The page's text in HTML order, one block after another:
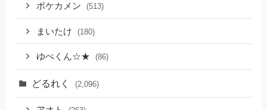
ポケカメン (513)
まいたけ (180)
ゆぺくん☆★ (86)
どるれく (2,096)